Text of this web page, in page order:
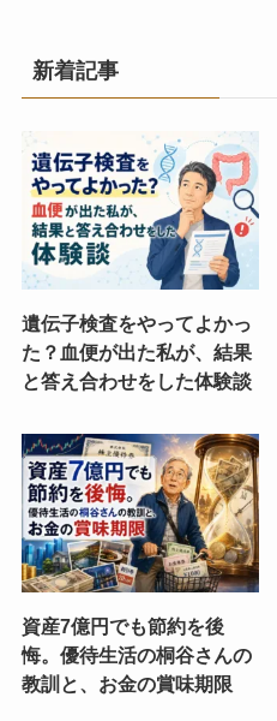
新着記事
遺伝子検査をやってよかっ
た？血便が出た私が、結果
と答え合わせをした体験談
資産7億円でも節約を後
悔。優待生活の桐谷さんの
教訓と、お金の賞味期限